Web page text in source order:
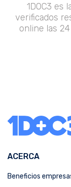
1DOC3 es
verificados
online las
ACERCA
Beneficios